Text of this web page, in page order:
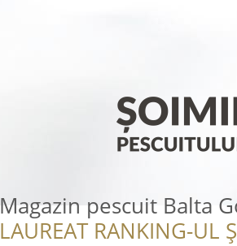
Magazin pescuit Balta
LAUREAT RANKING-UL